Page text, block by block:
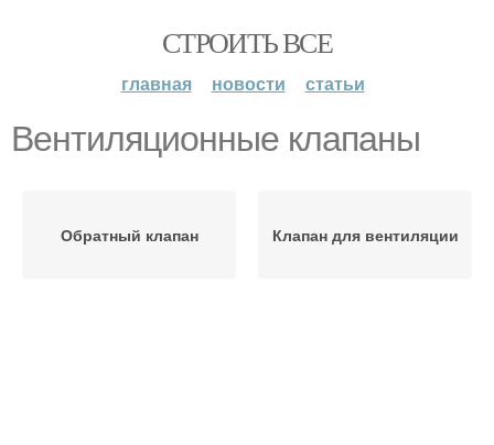
СТРОИТЬ ВСЕ
главная новости статьи
Вентиляционные клапаны
Обратный клапан Клапан для вентиляции